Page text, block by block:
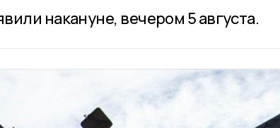
накануне, вечером 5 августа.